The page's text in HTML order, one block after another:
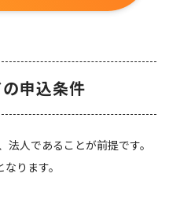
申込条件
人であることが前提です。
なります。